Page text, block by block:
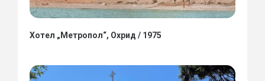
Хотел „Метропол“, Охрид / 1975